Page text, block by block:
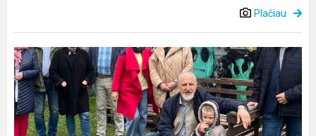
Plačiau
Balandis
–
švaros
mėnuo!